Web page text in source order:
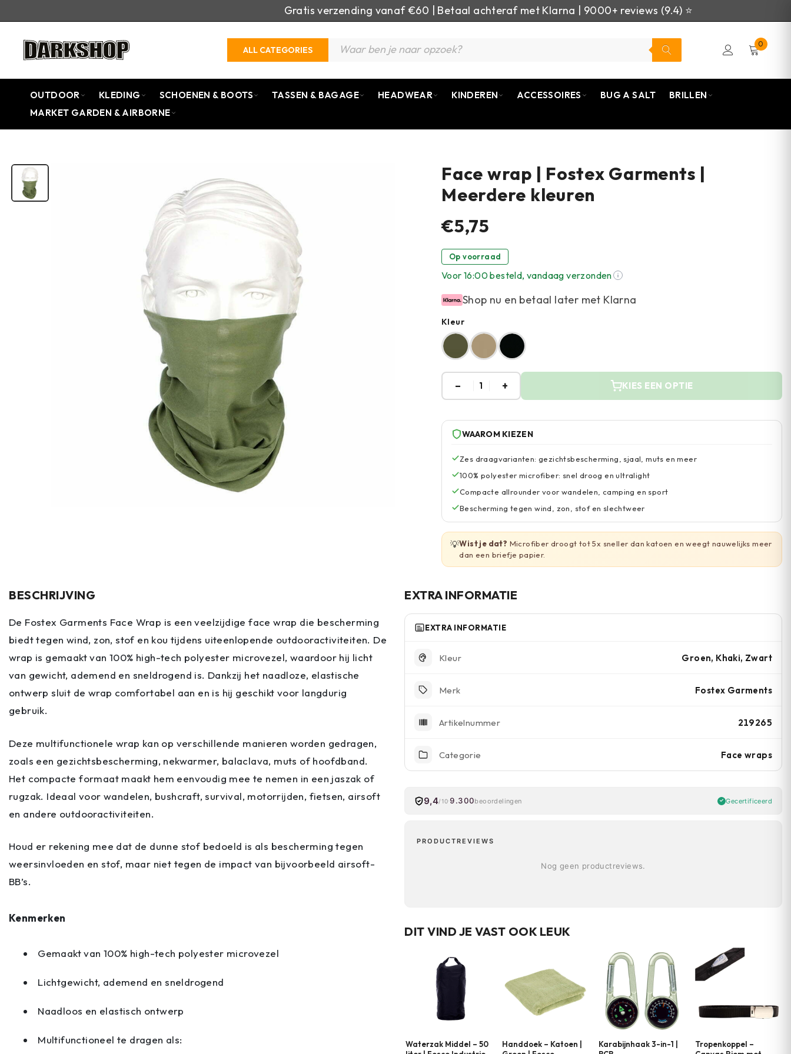
Gratis verzending vanaf €60 | Betaal achteraf met Klarna | 9000+ reviews (9.4) ⭐
ALL CATEGORIES
0
OUTDOOR KLEDING SCHOENEN & BOOTS TASSEN & BAGAGE HEADWEAR KINDEREN ACCESSOIRES BUG A SALT
BRILLEN
MARKET GARDEN & AIRBORNE
Face wrap | Fostex Garments |
Meerdere kleuren
€5,75
Op voorraad
Voor 16:00 besteld, vandaag verzonden
Shop nu en betaal later met Klarna
Kleur
– 1 + KIES EEN OPTIE
WAAROM KIEZEN
Zes draagvarianten: gezichtsbescherming, sjaal, muts en meer
100% polyester microfiber: snel droog en ultralight
Compacte allrounder voor wandelen, camping en sport
Bescherming tegen wind, zon, stof en slechtweer
💡Wist je dat? Microfiber droogt tot 5x sneller dan katoen en weegt nauwelijks meer
dan een briefje papier.
BESCHRIJVING
De Fostex Garments Face Wrap is een veelzijdige face wrap die bescherming
biedt tegen wind, zon, stof en kou tijdens uiteenlopende outdooractiviteiten. De
wrap is gemaakt van 100% high-tech polyester microvezel, waardoor hij licht
van gewicht, ademend en sneldrogend is. Dankzij het naadloze, elastische
ontwerp sluit de wrap comfortabel aan en is hij geschikt voor langdurig
gebruik.
Deze multifunctionele wrap kan op verschillende manieren worden gedragen,
zoals een gezichtsbescherming, nekwarmer, balaclava, muts of hoofdband.
Het compacte formaat maakt hem eenvoudig mee te nemen in een jaszak of
rugzak. Ideaal voor wandelen, bushcraft, survival, motorrijden, fietsen, airsoft
en andere outdooractiviteiten.
Houd er rekening mee dat de dunne stof bedoeld is als bescherming tegen
weersinvloeden en stof, maar niet tegen de impact van bijvoorbeeld airsoft-
BB’s.
Kenmerken
Gemaakt van 100% high-tech polyester microvezel
Lichtgewicht, ademend en sneldrogend
Naadloos en elastisch ontwerp
Multifunctioneel te dragen als:
EXTRA INFORMATIE
EXTRA INFORMATIE
Kleur Groen, Khaki, Zwart
Merk Fostex Garments
Artikelnummer 219265
Categorie Face wraps
9,4/10 9.300beoordelingen Gecertificeerd
PRODUCTREVIEWS
Nog geen productreviews.
DIT VIND JE VAST OOK LEUK
Waterzak Middel – 50
Handdoek – Katoen |
Karabijnhaak 3-in-1 |
Tropenkoppel –